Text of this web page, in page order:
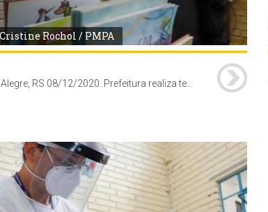
Rochol / PMPA
Porto Alegre, RS 08/12/2020. Prefeitura realiza testes do tipo RT-Lamp, que permitem identificar a presença de Covid-19 com resultados em até 12 horas. A realização dos teste foi orientada pela Central Escola, ação conjunta da SMS e da SMED. Local: EMEI Vila Floresta, Rua Monte Alegre 55.